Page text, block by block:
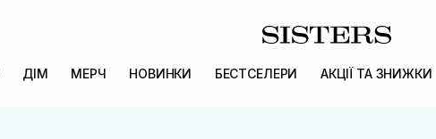
ДІМ МЕРЧ НОВИНКИ БЕСТСЕЛЕРИ АКЦІЇ ТА ЗНИЖКИ